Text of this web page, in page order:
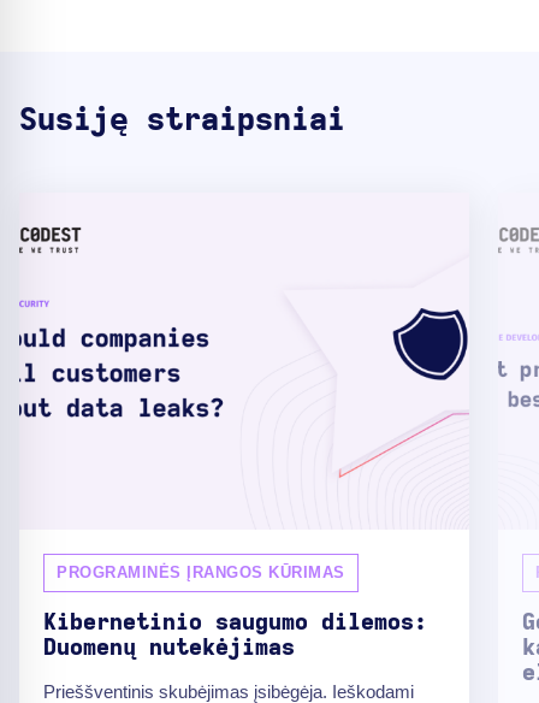
Susiję straipsniai
PROGRAMINĖS ĮRANGOS KŪRIMAS
Kibernetinio saugumo dilemos:
Duomenų nutekėjimas
Prieššventinis skubėjimas įsibėgėja. Ieškodami